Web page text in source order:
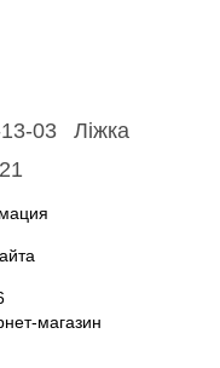
03
Ліжка
магазин